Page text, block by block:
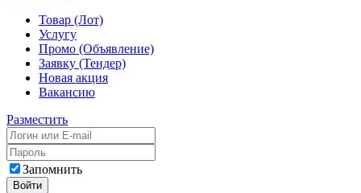
Товар (Лот)
Услугу
Промо (Объявление)
Заявку (Тендер)
Новая акция
Вакансию
Разместить
Запомнить
Войти